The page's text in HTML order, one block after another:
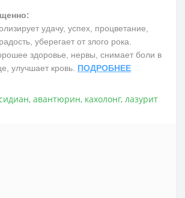
удачу, успех, процветание,
уберегает от злого рока.
здоровье, нервы, снимает боли в
улучшает кровь. ПОДРОБНЕЕ
, авантюрин, кахолонг, лазурит